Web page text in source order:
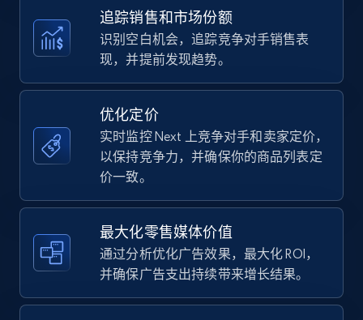
Amazon products - find products by using
upc numbers
Title, Seller name, Brand, Description, Initial
35.3K+ 5.7K+ 立即开始
Amazon Reviews
URL, Product name, Product rating, Product
rating object, Product rating max, Rating,
Author name, Asin, and more.
追踪销售和市场份额
识别空白机会，追踪竞争对手销售表
现，并提前发现趋势。
优化定价
实时监控 Next 上竞争对手和卖家定价，
以保持竞争力，并确保你的商品列表定
价一致。
最大化零售媒体价值
通过分析优化广告效果，最大化 ROI，
并确保广告支出持续带来增长结果。